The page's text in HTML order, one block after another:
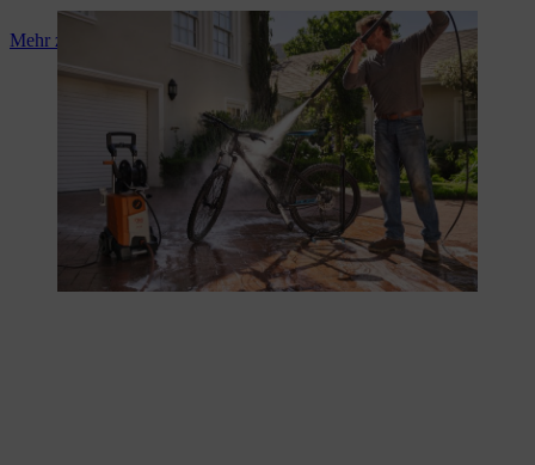
Mehr zu Fahrrad waschen